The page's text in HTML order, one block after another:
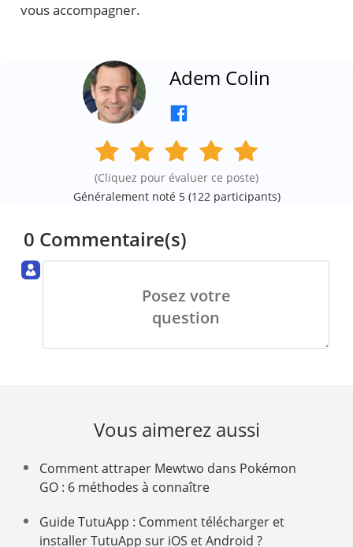
vous accompagner.
Adem Colin
(Cliquez pour évaluer ce poste)
Généralement noté 5 (122participants)
0 Commentaire(s)
Posez votre
question
Vous aimerez aussi
Comment attraper Mewtwo dans Pokémon
GO : 6 méthodes à connaître
Guide TutuApp : Comment télécharger et
installer TutuApp sur iOS et Android ?